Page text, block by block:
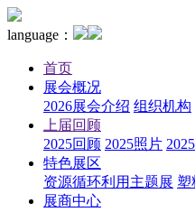
language：
首页
展会概况
2026展会介绍 组织机构
上届回顾
2025回顾 2025照片
特色展区
资源循环利用主题展 塑
展商中心